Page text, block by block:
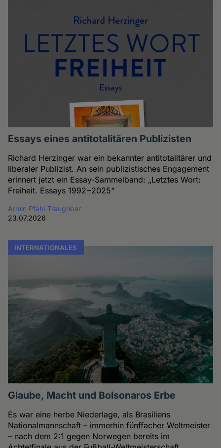
Essays eines antitotalitären Publizisten
Richard Herzinger war ein bekannter antitotalitärer und
liberaler Publizist. An sein publizistisches Engagement
erinnert jetzt ein Essay-Sammelband: „Letztes Wort:
Freiheit. Essays 1992−2025“
Armin Pfahl-Traughber
23.07.2026
INTERNATIONALES
Glaube, Macht und Bolsonaros Erbe
Es war eine herbe Niederlage, als Brasiliens
Nationalmannschaft – immerhin fünffacher Weltmeister
– nach dem 2:1 gegen Norwegen bereits im